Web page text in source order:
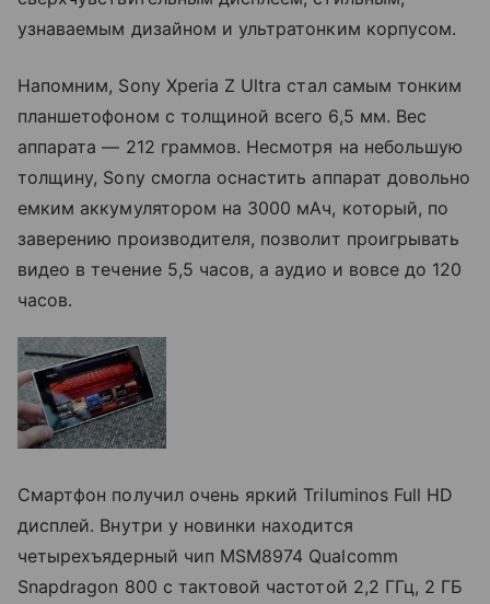
узнаваемым дизайном и ультратонким корпусом.
Напомним, Sony Xperia Z Ultra стал самым тонким
планшетофоном с толщиной всего 6,5 мм. Вес
аппарата — 212 граммов. Несмотря на небольшую
толщину, Sony смогла оснастить аппарат довольно
емким аккумулятором на 3000 мАч, который, по
заверению производителя, позволит проигрывать
видео в течение 5,5 часов, а аудио и вовсе до 120
часов.
Смартфон получил очень яркий Triluminos Full HD
дисплей. Внутри у новинки находится
четырехъядерный чип MSM8974 Qualcomm
Snapdragon 800 с тактовой частотой 2,2 ГГц, 2 ГБ